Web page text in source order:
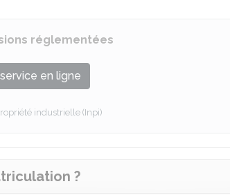
réglementées
en ligne
industrielle (Inpi)
?